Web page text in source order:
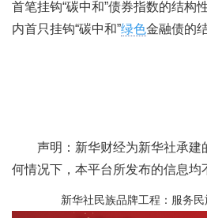
首笔挂钩“碳中和”债券指数的结构
内首只挂钩“碳中和”绿色金融债的
声明：新华财经为新华社承建
何情况下，本平台所发布的信息均
新华社民族品牌工程：服务